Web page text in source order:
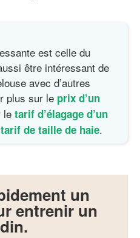
est celle du
être intéressant de
avec d’autres
plus sur le prix d’un
le tarif d’élagage d’un
tarif de taille de haie.
un
entrenir un